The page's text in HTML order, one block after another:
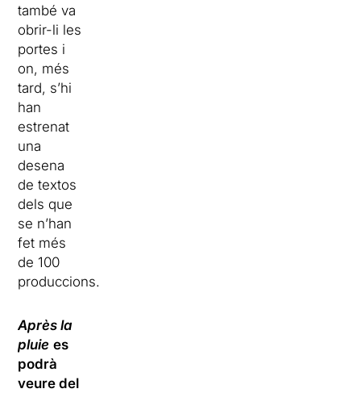
també va
obrir-li les
portes i
on, més
tard, s’hi
han
estrenat
una
desena
de textos
dels que
se n’han
fet més
de 100
produccions.
Après la
pluie es
podrà
veure del